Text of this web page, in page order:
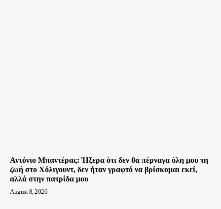
Αντόνιο Μπαντέρας: Ήξερα ότι δεν θα πέρναγα όλη μου τη
ζωή στο Χόλιγουντ, δεν ήταν γραφτό να βρίσκομαι εκεί,
αλλά στην πατρίδα μου
August 8, 2026